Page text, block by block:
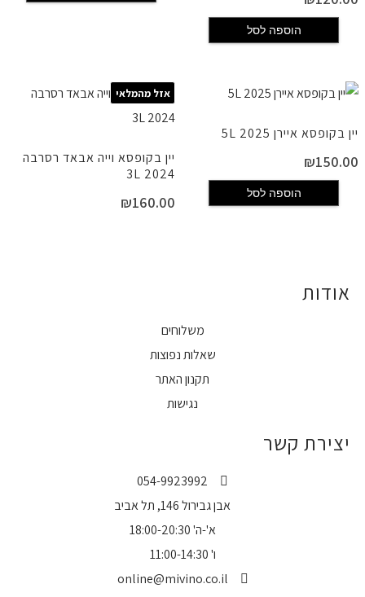
הוספה לסל
יין בקופסא איירן 2025 5L
₪150.00
הוספה לסל
יין בקופסא וייה אבאד רסרבה
2024 3L
₪160.00
אזל מהמלאי
אודות
משלוחים
שאלות נפוצות
תקנון האתר
נגישות
יצירת קשר
054-9923992
אבן גבירול 146, תל אביב
א'-ה' 18:00-20:30
ו' 11:00-14:30
online@mivino.co.il